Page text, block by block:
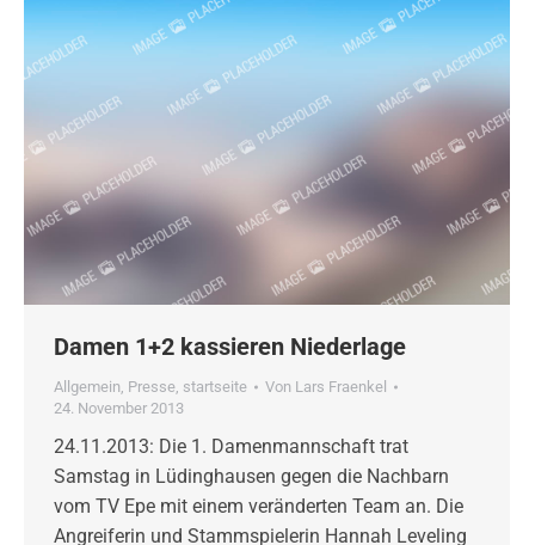
Damen 1+2 kassieren Niederlage
Allgemein, Presse, startseite Von Lars Fraenkel
24. November 2013
24.11.2013: Die 1. Damenmannschaft trat
Samstag in Lüdinghausen gegen die Nachbarn
vom TV Epe mit einem veränderten Team an. Die
Angreiferin und Stammspielerin Hannah Leveling